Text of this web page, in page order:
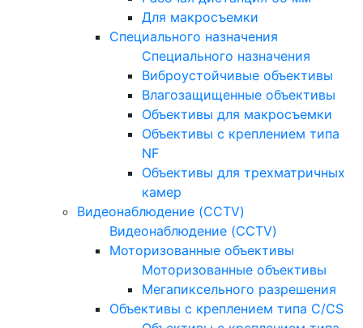
Для макросъемки
Специального назначения
Специального назначения
Виброустойчивые объективы
Влагозащищенные объективы
Объективы для макросъемки
Объективы с креплением типа
NF
Объективы для трехматричных
камер
Видеонаблюдение (CCTV)
Видеонаблюдение (CCTV)
Моторизованные объективы
Моторизованные объективы
Мегапиксельного разрешения
Объективы с креплением типа C/CS